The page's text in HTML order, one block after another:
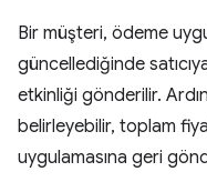
Bir müşteri, ödeme
güncellediğinde
etkinliği gönderilir.
belirleyebilir, toplam
uygulamasına geri